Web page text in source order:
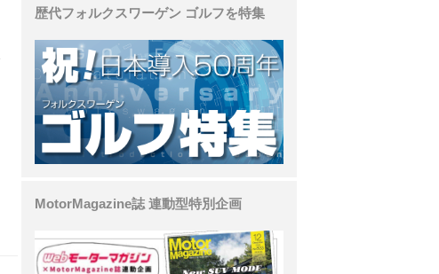
歴代フォルクスワーゲン ゴルフを特集
MotorMagazine誌 連動型特別企画